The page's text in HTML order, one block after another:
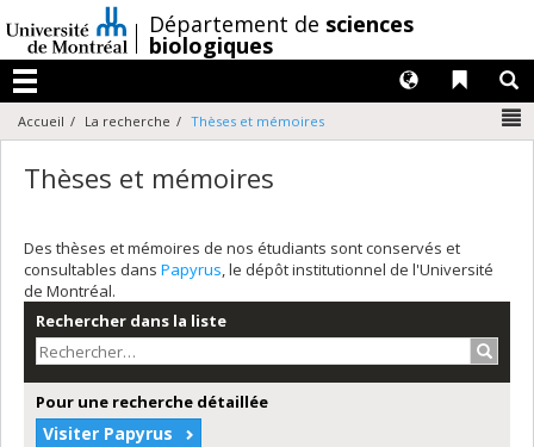
au
contenu
/Département de sciences
biologiques
Menu
Liens
Langues
Accueil La recherche Thèses et mémoires
Thèses et mémoires
Des thèses et mémoires de nos étudiants sont conservés et
consultables dans Papyrus, le dépôt institutionnel de l'Université
de Montréal.
Rechercher dans la liste
Pour une recherche détaillée
Visiter Papyrus